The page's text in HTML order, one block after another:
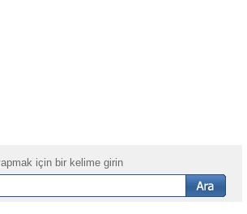
için bir kelime girin